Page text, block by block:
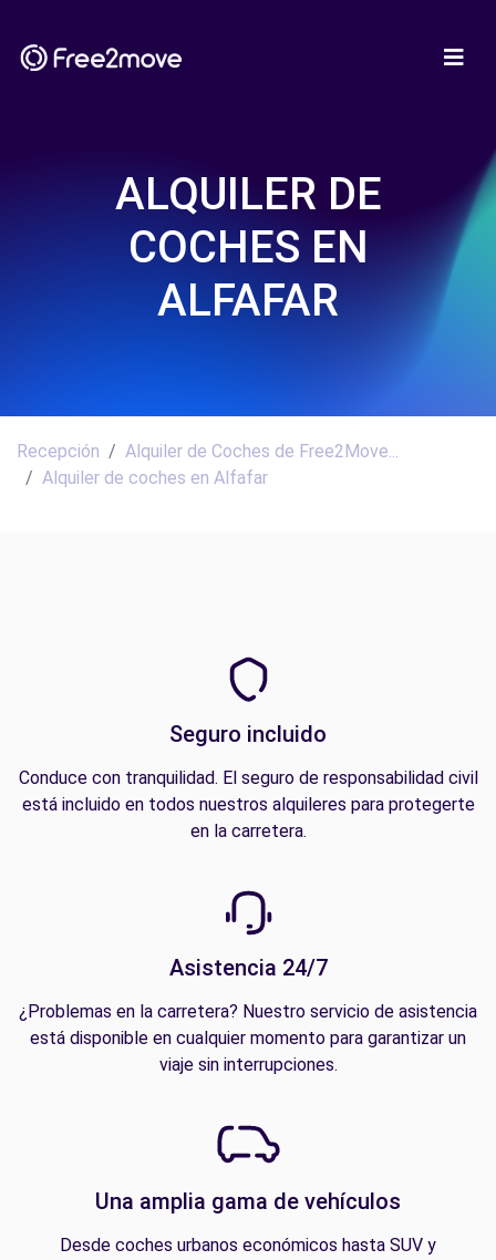
ALQUILER DE
COCHES EN
ALFAFAR
Recepción
Alquiler de Coches de Free2Move...
Alquiler de coches en Alfafar
Seguro incluido
Conduce con tranquilidad. El seguro de responsabilidad civil
está incluido en todos nuestros alquileres para protegerte
en la carretera.
Asistencia 24/7
¿Problemas en la carretera? Nuestro servicio de asistencia
está disponible en cualquier momento para garantizar un
viaje sin interrupciones.
Una amplia gama de vehículos
Desde coches urbanos económicos hasta SUV y